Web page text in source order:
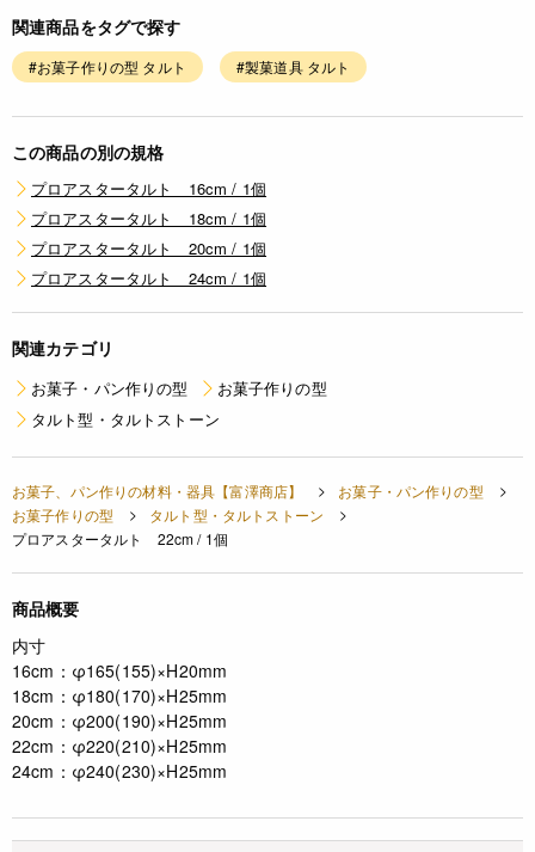
関連商品をタグで探す
#お菓子作りの型 タルト #製菓道具 タルト
この商品の別の規格
プロアスタータルト 16cm / 1個
プロアスタータルト 18cm / 1個
プロアスタータルト 20cm / 1個
プロアスタータルト 24cm / 1個
関連カテゴリ
お菓子・パン作りの型
お菓子作りの型
タルト型・タルトストーン
お菓子、パン作りの材料・器具【富澤商店】
お菓子・パン作りの型
お菓子作りの型
タルト型・タルトストーン
プロアスタータルト 22cm / 1個
商品概要
内寸
16cm：φ165(155)×H20mm
18cm：φ180(170)×H25mm
20cm：φ200(190)×H25mm
22cm：φ220(210)×H25mm
24cm：φ240(230)×H25mm